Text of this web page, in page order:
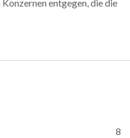
entgegen, die die
8